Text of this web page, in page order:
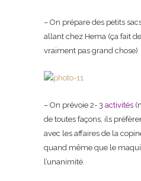
– On prépare des petits
allant chez Hema (ça fait
vraiment pas grand chose)
– On prévoie 2- 3 activités
de toutes façons, ils
avec les affaires de la
quand même que le
l’unanimité.